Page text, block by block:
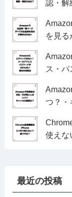
認・解
を見る
ス・
つ？・
使えな
最近の投稿